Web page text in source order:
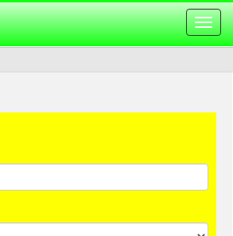
la